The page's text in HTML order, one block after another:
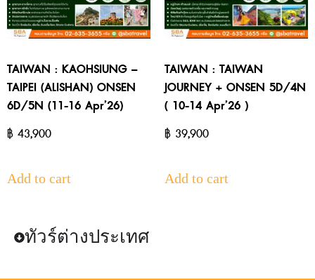
TAIWAN : KAOHSIUNG –
TAIPEI (ALISHAN) ONSEN
6D/5N (11-16 Apr’26)
฿ 43,900
Add to cart
TAIWAN : TAIWAN
JOURNEY + ONSEN 5D/4N
( 10-14 Apr’26 )
฿ 39,900
Add to cart
ทัวร์ต่างประเทศ